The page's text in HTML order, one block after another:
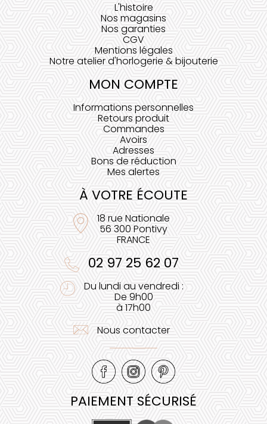
L'histoire
Nos magasins
Nos garanties
CGV
Mentions légales
Notre atelier d'horlogerie & bijouterie
MON COMPTE
Informations personnelles
Retours produit
Commandes
Avoirs
Adresses
Bons de réduction
Mes alertes
À VOTRE ÉCOUTE
18 rue Nationale
56 300 Pontivy
FRANCE
02 97 25 62 07
Du lundi au vendredi :
De 9h00
à 17h00
Nous contacter
PAIEMENT SÉCURISÉ